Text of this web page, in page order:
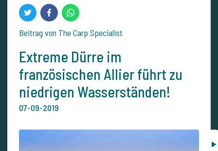
Beitrag von The Carp Specialist
Extreme Dürre im
französischen Allier führt zu
niedrigen Wasserständen!
07-09-2019